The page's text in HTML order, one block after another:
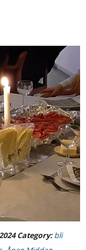
Category:bli